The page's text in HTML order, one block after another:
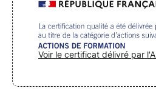
Voir le certificat délivré par